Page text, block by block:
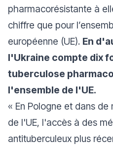
pharmacorésistante à
chiffre que pour
européenne (UE). En
l'Ukraine compte dix
tuberculose
l'ensemble de l'UE.
« En Pologne et dans
de l'UE, l'accès à des
antituberculeux plus